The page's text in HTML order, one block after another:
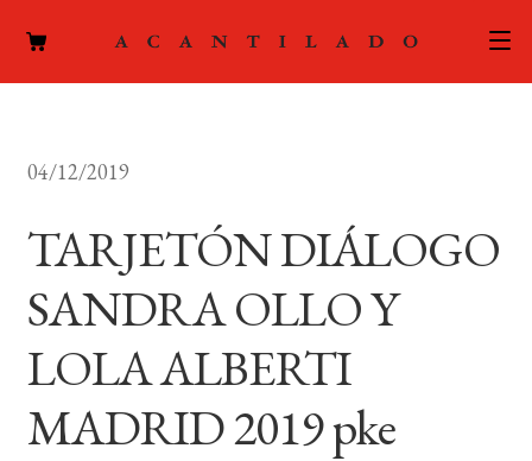
menú
ACTUALIDAD
PODCAST
LA EDITORIAL
FOREIGN RIGHTS
04/12/2019
TARJETÓN DIÁLOGO
SANDRA OLLO Y
LOLA ALBERTI
MADRID 2019 pke